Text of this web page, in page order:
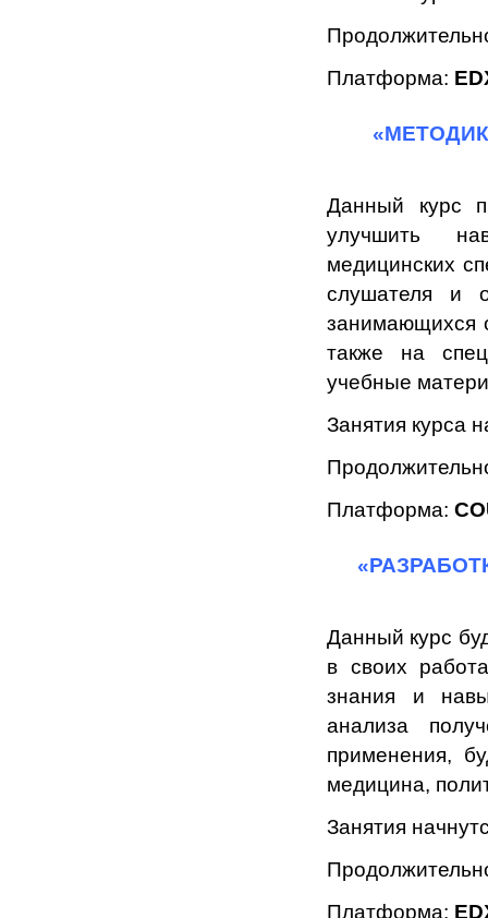
Платформа:
Данный курс
улучшить
медицинских
слушателя и
занимающихся
также на
учебные
Занятия курса
Платформа:
Данный курс
в своих
знания и
анализа
применения,
медицина,
Занятия
Платформа: